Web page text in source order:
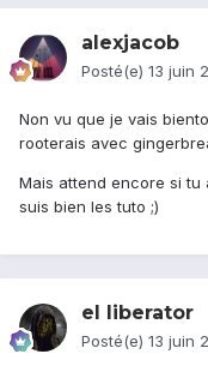
alexjacob
Posté(e) 13 juin
Non vu que je vais
rooterais avec
Mais attend encore si tu
suis bien les tuto ;)
el liberator
Posté(e) 13 juin